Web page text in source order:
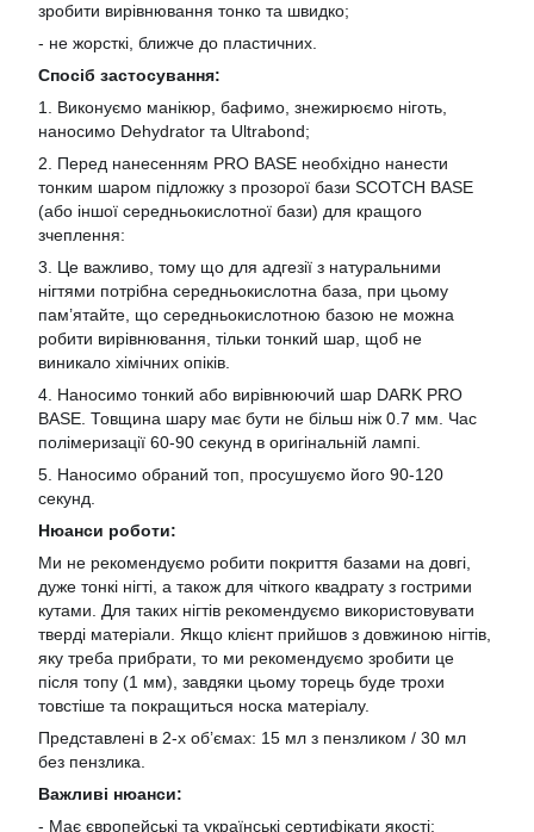
зробити вирівнювання тонко та швидко;
- не жорсткі, ближче до пластичних.
Спосіб застосування:
1. Виконуємо манікюр, бафимо, знежирюємо ніготь,
наносимо Dehydrator та Ultrabond;
2. Перед нанесенням PRO BASE необхідно нанести
тонким шаром підложку з прозорої бази SCOTCH BASE
(або іншої середньокислотної бази) для кращого
зчеплення:
3. Це важливо, тому що для адгезії з натуральними
нігтями потрібна середньокислотна база, при цьому
пам’ятайте, що середньокислотною базою не можна
робити вирівнювання, тільки тонкий шар, щоб не
виникало хімічних опіків.
4. Наносимо тонкий або вирівнюючий шар DARK PRO
BASE. Товщина шару має бути не більш ніж 0.7 мм. Час
полімеризації 60-90 секунд в оригінальній лампі.
5. Наносимо обраний топ, просушуємо його 90-120
секунд.
Нюанси роботи:
Ми не рекомендуємо робити покриття базами на довгі,
дуже тонкі нігті, а також для чіткого квадрату з гострими
кутами. Для таких нігтів рекомендуємо використовувати
тверді матеріали. Якщо клієнт прийшов з довжиною нігтів,
яку треба прибрати, то ми рекомендуємо зробити це
після топу (1 мм), завдяки цьому торець буде трохи
товстіше та покращиться носка матеріалу.
Представлені в 2-х об’ємах: 15 мл з пензликом / 30 мл
без пензлика.
Важливі нюанси:
- Має європейські та українські сертифікати якості;